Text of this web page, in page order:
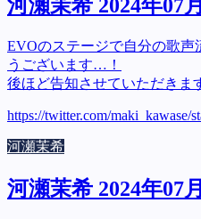
河瀬茉希 2024年07
EVOのステージで自分の歌
うございます…！
後ほど告知させていただきま
https://twitter.com/maki_kawase/
河瀬茉希
河瀬茉希 2024年07